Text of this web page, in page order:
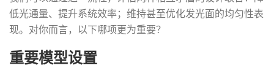
低光通量、提升系统效率；维持甚至优化发光面的均匀性表
现。对你而言，以下哪项更为重要？
重要模型设置